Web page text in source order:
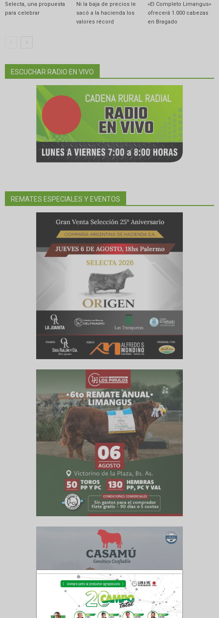
Selecta, una propuesta
para celebrar
Ni la baja de precios le
sacó a la hacienda los
valores récord
«El Completo Limangus»
ofrecerá 1.000 cabezas
en Bragado
ESCUCHAR RADIO EN VIVO
REMATES ESPECIALES Y EVENTOS